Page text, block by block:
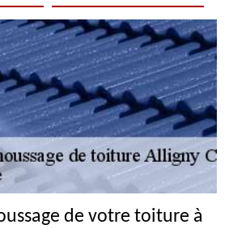
de votre toiture à